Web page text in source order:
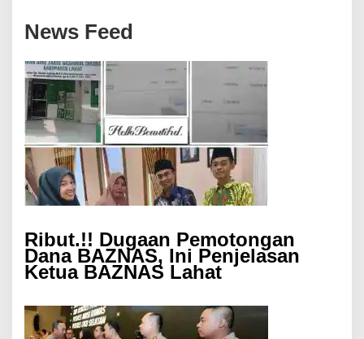
News Feed
Ribut.!! Dugaan Pemotongan
Dana BAZNAS, Ini Penjelasan
Ketua BAZNAS Lahat